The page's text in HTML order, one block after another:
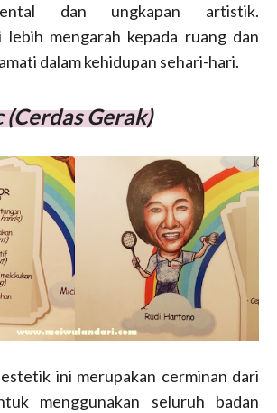
dan ungkapan artistik.
lebih mengarah kepada ruang dan
dalam kehidupan sehari-hari.
Gerak)
ini merupakan cerminan dari
menggunakan seluruh badan